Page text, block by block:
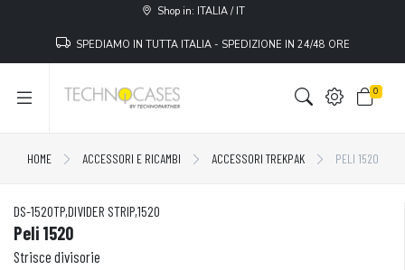
Shop in: ITALIA / IT
SPEDIAMO IN TUTTA ITALIA - SPEDIZIONE IN 24/48 ORE
0
HOME ACCESSORI E RICAMBI ACCESSORI TREKPAK PELI 1520
DS-1520TP,DIVIDER STRIP,1520
Peli 1520
Strisce divisorie